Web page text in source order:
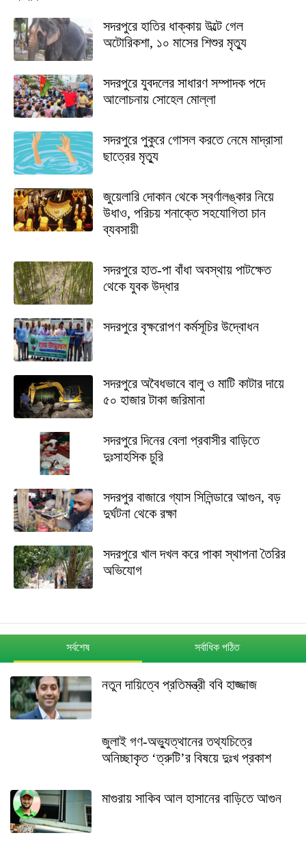
সদরপুরে হাতির ধাক্কায় উল্টে গেল
অটোরিকশা, ১০ মাসের শিশুর মৃত্যু
সদরপুরে যুবদলের সাধারণ সম্পাদক পদে
আলোচনায় সোহেল মোল্লা
সদরপুরে পুকুরে গোসল করতে নেমে মাদ্রাসা
ছাত্রের মৃত্যু
জুয়েলারি দোকান থেকে স্বর্ণালঙ্কার নিয়ে
উধাও, পরিচয় শনাক্তে সহযোগিতা চান
ব্যবসায়ী
সদরপুরে হাত-পা বাঁধা অবস্থায় পাটক্ষেত
থেকে যুবক উদ্ধার
সদরপুরে বৃক্ষরোপণ কর্মসূচির উদ্বোধন
সদরপুরে অবৈধভাবে বালু ও মাটি কাটার দায়ে
৫০ হাজার টাকা জরিমানা
সদরপুরে দিনের বেলা প্রবাসীর বাড়িতে
দুঃসাহসিক চুরি
সদরপুর বাজারে গ্যাস সিলিন্ডারে আগুন, বড়
দুর্ঘটনা থেকে রক্ষা
সদরপুরে খাল দখল করে পাকা স্থাপনা তৈরির
অভিযোগ
সর্বশেষ সর্বাধিক পঠিত
নতুন দায়িত্বে প্রতিমন্ত্রী ববি হাজ্জাজ
জুলাই গণ-অভ্যুত্থানের তথ্যচিত্রে
অনিচ্ছাকৃত ‘ত্রুটি’র বিষয়ে দুঃখ প্রকাশ
মাগুরায় সাকিব আল হাসানের বাড়িতে আগুন